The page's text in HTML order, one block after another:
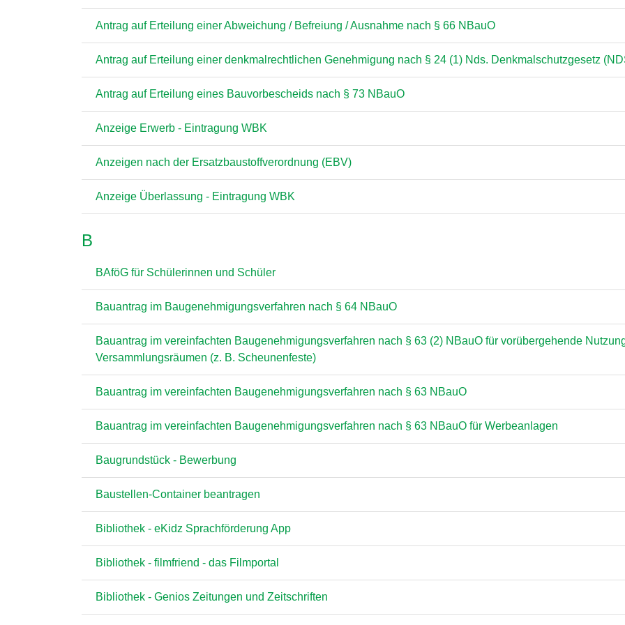
Antrag auf Erteilung einer Abweichung / Befreiung / Ausnahme nach § 66 NBauO
Antrag auf Erteilung einer denkmalrechtlichen Genehmigung nach § 24 (1) Nds. Denkmalschutzgesetz
Antrag auf Erteilung eines Bauvorbescheids nach § 73 NBauO
Anzeige Erwerb - Eintragung WBK
Anzeigen nach der Ersatzbaustoffverordnung (EBV)
Anzeige Überlassung - Eintragung WBK
B
BAföG für Schülerinnen und Schüler
Bauantrag im Baugenehmigungsverfahren nach § 64 NBauO
Bauantrag im vereinfachten Baugenehmigungsverfahren nach § 63 (2) NBauO für vorübergehende
Versammlungsräumen (z. B. Scheunenfeste)
Bauantrag im vereinfachten Baugenehmigungsverfahren nach § 63 NBauO
Bauantrag im vereinfachten Baugenehmigungsverfahren nach § 63 NBauO für Werbeanlagen
Baugrundstück - Bewerbung
Baustellen-Container beantragen
Bibliothek - eKidz Sprachförderung App
Bibliothek - filmfriend - das Filmportal
Bibliothek - Genios Zeitungen und Zeitschriften